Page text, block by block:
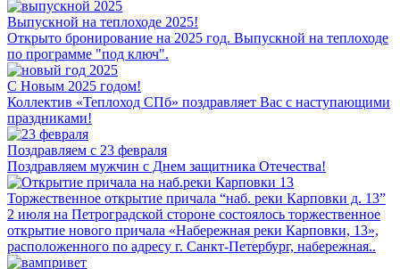
Выпускной на теплоходе 2025!
Открыто бронирование на 2025 год. Выпускной на теплоходе
по программе "под ключ".
С Новым 2025 годом!
Коллектив «Теплоход СПб» поздравляет Вас с наступающими
праздниками!
Поздравляем с 23 февраля
Поздравляем мужчин с Днем защитника Отечества!
Торжественное открытие причала “наб. реки Карповки д. 13”
2 июля на Петроградской стороне состоялось торжественное
открытие нового причала «Набережная реки Карповки, 13»,
расположенного по адресу г. Санкт-Петербург, набережная..